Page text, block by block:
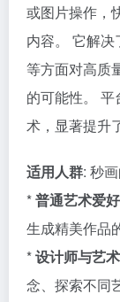
或图片操作，
内容。 它解
等方面对高质
的可能性。
术，显著提升
适用人群: 秒
*普通艺术爱
生成精美作品
*设计师与艺
念、探索不同